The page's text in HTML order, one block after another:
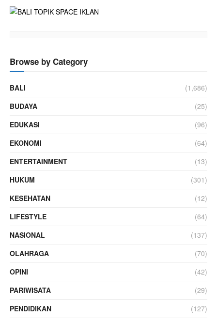
Browse by Category
BALI
(1,686)
BUDAYA
(25)
EDUKASI
(96)
EKONOMI
(64)
ENTERTAINMENT
(13)
HUKUM
(301)
KESEHATAN
(12)
LIFESTYLE
(64)
NASIONAL
(137)
OLAHRAGA
(70)
OPINI
(42)
PARIWISATA
(29)
PENDIDIKAN
(127)